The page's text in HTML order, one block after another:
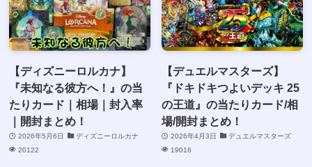
【ディズニーロルカナ】
『未知なる彼方へ！』の当
たりカード｜相場｜封入率
｜開封まとめ！
2026年5月6日
ディズニーロルカナ
20122
【デュエルマスターズ】
『ドキドキつよいデッキ 25
の王道』の当たりカード/相
場/開封まとめ！
2026年4月3日
デュエルマスターズ
19016